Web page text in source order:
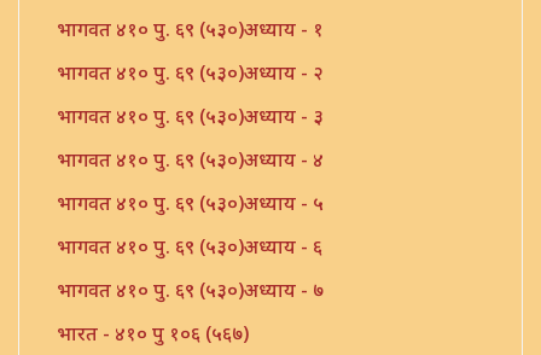
भागवत ४१० पु. ६९ (५३०)अध्याय - १
भागवत ४१० पु. ६९ (५३०)अध्याय - २
भागवत ४१० पु. ६९ (५३०)अध्याय - ३
भागवत ४१० पु. ६९ (५३०)अध्याय - ४
भागवत ४१० पु. ६९ (५३०)अध्याय - ५
भागवत ४१० पु. ६९ (५३०)अध्याय - ६
भागवत ४१० पु. ६९ (५३०)अध्याय - ७
भारत - ४१० पु १०६ (५६७)